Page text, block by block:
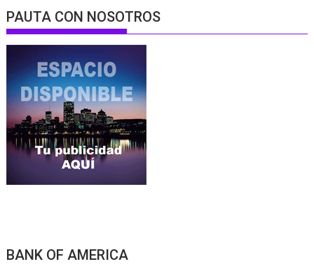
PAUTA CON NOSOTROS
BANK OF AMERICA